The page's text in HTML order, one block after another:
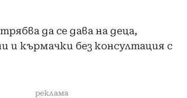
да се дава на деца,
и кърмачки без консултация с
реклама